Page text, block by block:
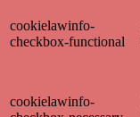
cookielawinfo-
checkbox-functional
cookielawinfo-